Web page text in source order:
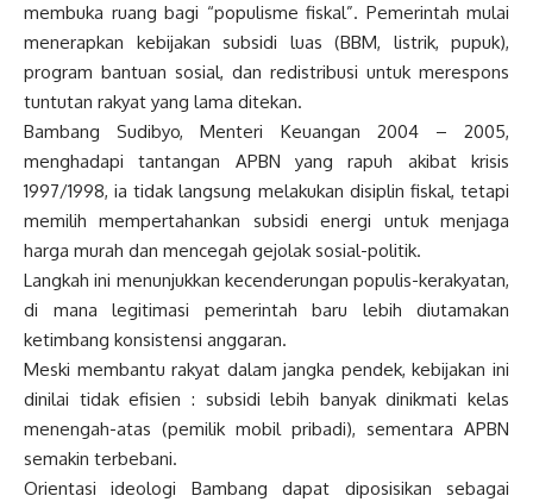
membuka ruang bagi “populisme fiskal”. Pemerintah mulai
menerapkan kebijakan subsidi luas (BBM, listrik, pupuk),
program bantuan sosial, dan redistribusi untuk merespons
tuntutan rakyat yang lama ditekan.
Bambang Sudibyo, Menteri Keuangan 2004 – 2005,
menghadapi tantangan APBN yang rapuh akibat krisis
1997/1998, ia tidak langsung melakukan disiplin fiskal, tetapi
memilih mempertahankan subsidi energi untuk menjaga
harga murah dan mencegah gejolak sosial-politik.
Langkah ini menunjukkan kecenderungan populis-kerakyatan,
di mana legitimasi pemerintah baru lebih diutamakan
ketimbang konsistensi anggaran.
Meski membantu rakyat dalam jangka pendek, kebijakan ini
dinilai tidak efisien : subsidi lebih banyak dinikmati kelas
menengah-atas (pemilik mobil pribadi), sementara APBN
semakin terbebani.
Orientasi ideologi Bambang dapat diposisikan sebagai